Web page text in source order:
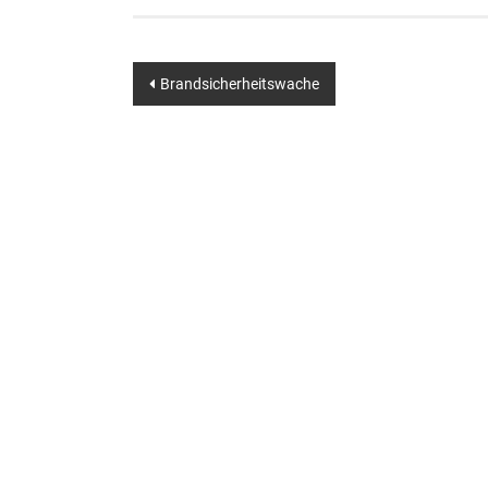
Beitragsnavigation
Brandsicherheitswache